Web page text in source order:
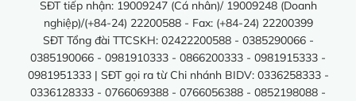
SĐT tiếp nhận: 19009247 (Cá nhân)/ 19009248 (Doanh
nghiệp)/(+84-24) 22200588 - Fax: (+84-24) 22200399
SĐT Tổng đài TTCSKH: 02422200588 - 0385290066 -
0385190066 - 0981910333 - 0866200333 - 0981915333 -
0981951333 | SĐT gọi ra từ Chi nhánh BIDV: 0336258333 -
0336128333 - 0766069388 - 0766056388 - 0852198088 -